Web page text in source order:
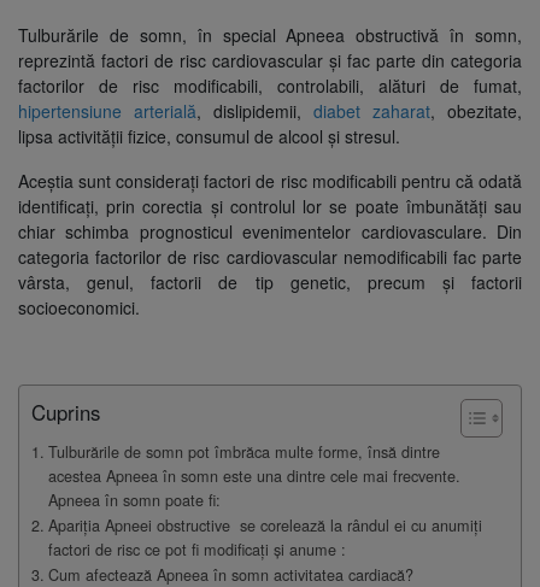
Tulburările de somn, în special Apneea obstructivă în somn,
reprezintă factori de risc cardiovascular și fac parte din categoria
factorilor de risc modificabili, controlabili, alături de fumat,
hipertensiune arterială, dislipidemii, diabet zaharat, obezitate,
lipsa activității fizice, consumul de alcool și stresul.
Aceștia sunt considerați factori de risc modificabili pentru că odată
identificați, prin corectia și controlul lor se poate îmbunătăți sau
chiar schimba prognosticul evenimentelor cardiovasculare. Din
categoria factorilor de risc cardiovascular nemodificabili fac parte
vârsta, genul, factorii de tip genetic, precum și factorii
socioeconomici.
Cuprins
Tulburările de somn pot îmbrăca multe forme, însă dintre
acestea Apneea în somn este una dintre cele mai frecvente.
Apneea în somn poate fi:
Apariția Apneei obstructive se corelează la rândul ei cu anumiți
factori de risc ce pot fi modificați și anume :
Cum afectează Apneea în somn activitatea cardiacă?